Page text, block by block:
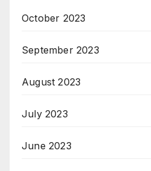
October 2023
September 2023
August 2023
July 2023
June 2023